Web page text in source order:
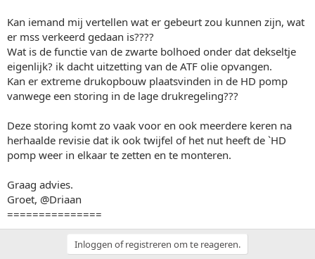
Kan iemand mij vertellen wat er gebeurt zou kunnen zijn, wat
er mss verkeerd gedaan is????
Wat is de functie van de zwarte bolhoed onder dat dekseltje
eigenlijk? ik dacht uitzetting van de ATF olie opvangen.
Kan er extreme drukopbouw plaatsvinden in de HD pomp
vanwege een storing in de lage drukregeling???
Deze storing komt zo vaak voor en ook meerdere keren na
herhaalde revisie dat ik ook twijfel of het nut heeft de `HD
pomp weer in elkaar te zetten en te monteren.
Graag advies.
Groet, @Driaan
===============
Inloggen of registreren om te reageren.